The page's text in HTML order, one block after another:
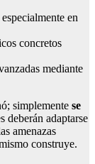
en
concretos
mediante
simplemente se
deberán adaptarse
amenazas
construye.